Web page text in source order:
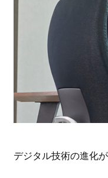
デジタル技術の進化